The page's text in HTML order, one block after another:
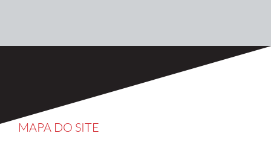
MAPA DO SITE